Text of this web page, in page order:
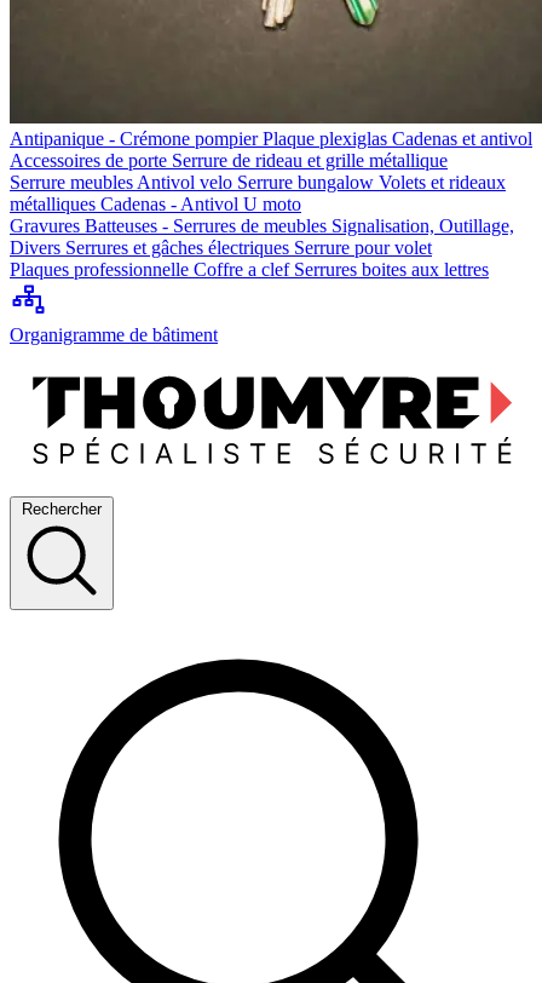
Antipanique - Crémone pompierPlaque plexiglas Cadenas et antivol
Accessoires de porte Serrure de rideau et grille métallique
Serrure meubles Antivol velo Serrure bungalow Volets et rideaux
métalliques Cadenas - Antivol U moto
Gravures Batteuses - Serrures de meubles Signalisation, Outillage,
Divers Serrures et gâches électriques Serrure pour volet
Plaques professionnelle Coffre a clef Serrures boites aux lettres
Organigramme de bâtiment
Rechercher